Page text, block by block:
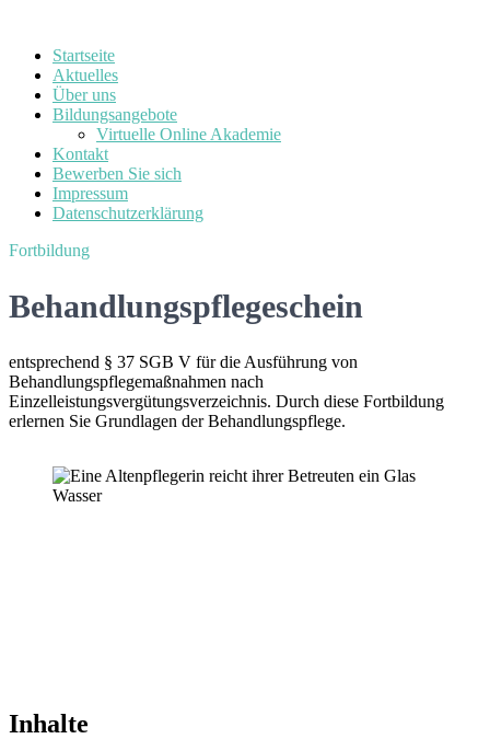
Startseite
Aktuelles
Über uns
Bildungsangebote
Virtuelle Online Akademie
Kontakt
Bewerben Sie sich
Impressum
Datenschutzerklärung
Fortbildung
Behandlungspflegeschein
entsprechend § 37 SGB V für die Ausführung von
Behandlungspflegemaßnahmen nach
Einzelleistungsvergütungsverzeichnis. Durch diese Fortbildung
erlernen Sie Grundlagen der Behandlungspflege.
Inhalte